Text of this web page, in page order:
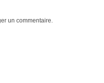
un commentaire.